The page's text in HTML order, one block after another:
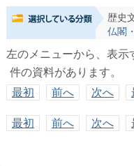
歴史
仏閣
左のメニューから、表示
件の資料があります。
最初
前へ 次へ
最初 前へ 次へ